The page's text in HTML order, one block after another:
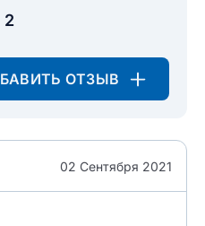
2
ОТЗЫВ
02 Сентября 2021